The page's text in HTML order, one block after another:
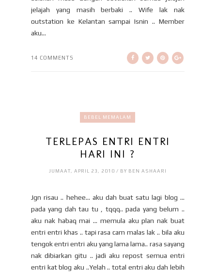
jelajah yang masih berbaki .. Wife lak nak
outstation ke Kelantan sampai Isnin .. Member
aku...
14 COMMENTS
BEBEL MEMALAM
TERLEPAS ENTRI ENTRI
HARI INI ?
JUMAAT, APRIL 23, 2010 / BY BEN ASHAARI
Jgn risau .. hehee... aku dah buat satu lagi blog ...
pada yang dah tau tu , tqqq.. pada yang belum ..
aku nak habaq mai ... memula aku plan nak buat
entri entri khas .. tapi rasa cam malas lak .. bila aku
tengok entri entri aku yang lama lama.. rasa sayang
nak dibiarkan gitu .. jadi aku repost semua entri
entri kat blog aku ..Yelah .. total entri aku dah lebih